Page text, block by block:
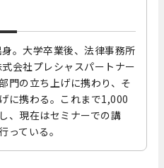
。大学卒業後、法律事務所
会社プレシャスパートナー
門の立ち上げに携わり、そ
に携わる。これまで1,000
、現在はセミナーでの講
っている。